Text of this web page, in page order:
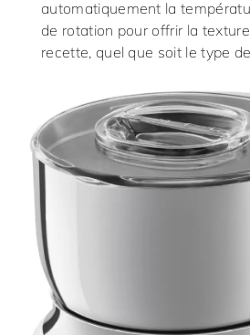
automatiquement la
de rotation pour offrir la
recette, quel que soit le type